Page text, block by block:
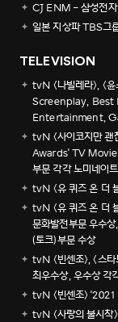
CJ ENM - 삼성전자
일본 지상파 TBS그
TELEVISION
tvN <나빌레라>, <
Screenplay,
Entertainment,
tvN <사이코지만
Awards' TV
부문 각각 노미네이트
tvN <유 퀴즈 온 더
tvN <유 퀴즈 온 더
문화발전부문 우수
(토크)부문 수상
tvN <빈센조>, <스
최우수상, 우수상 각
tvN <빈센조> '2021
tvN <사랑의 불시착